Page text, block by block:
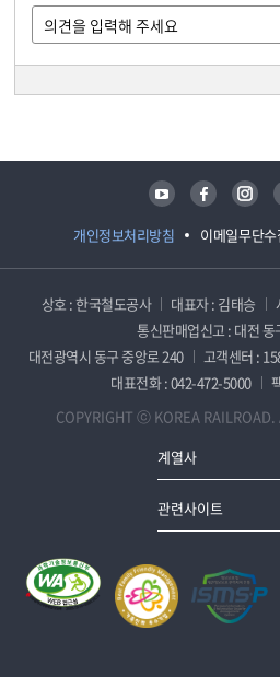
개인정보처리방침 이메일무단
유튜브 페이스북 인스타그램
상호 : 한국철도공사 대표자 : 김태승
통신판매업신고 : 대전
대전광역시 동구 중앙로 240
고객센터 :
대표전화 : 042-472-5000
COPYRIGHT ⓒ KOREA RAILROAD.
계열사
관련사이트